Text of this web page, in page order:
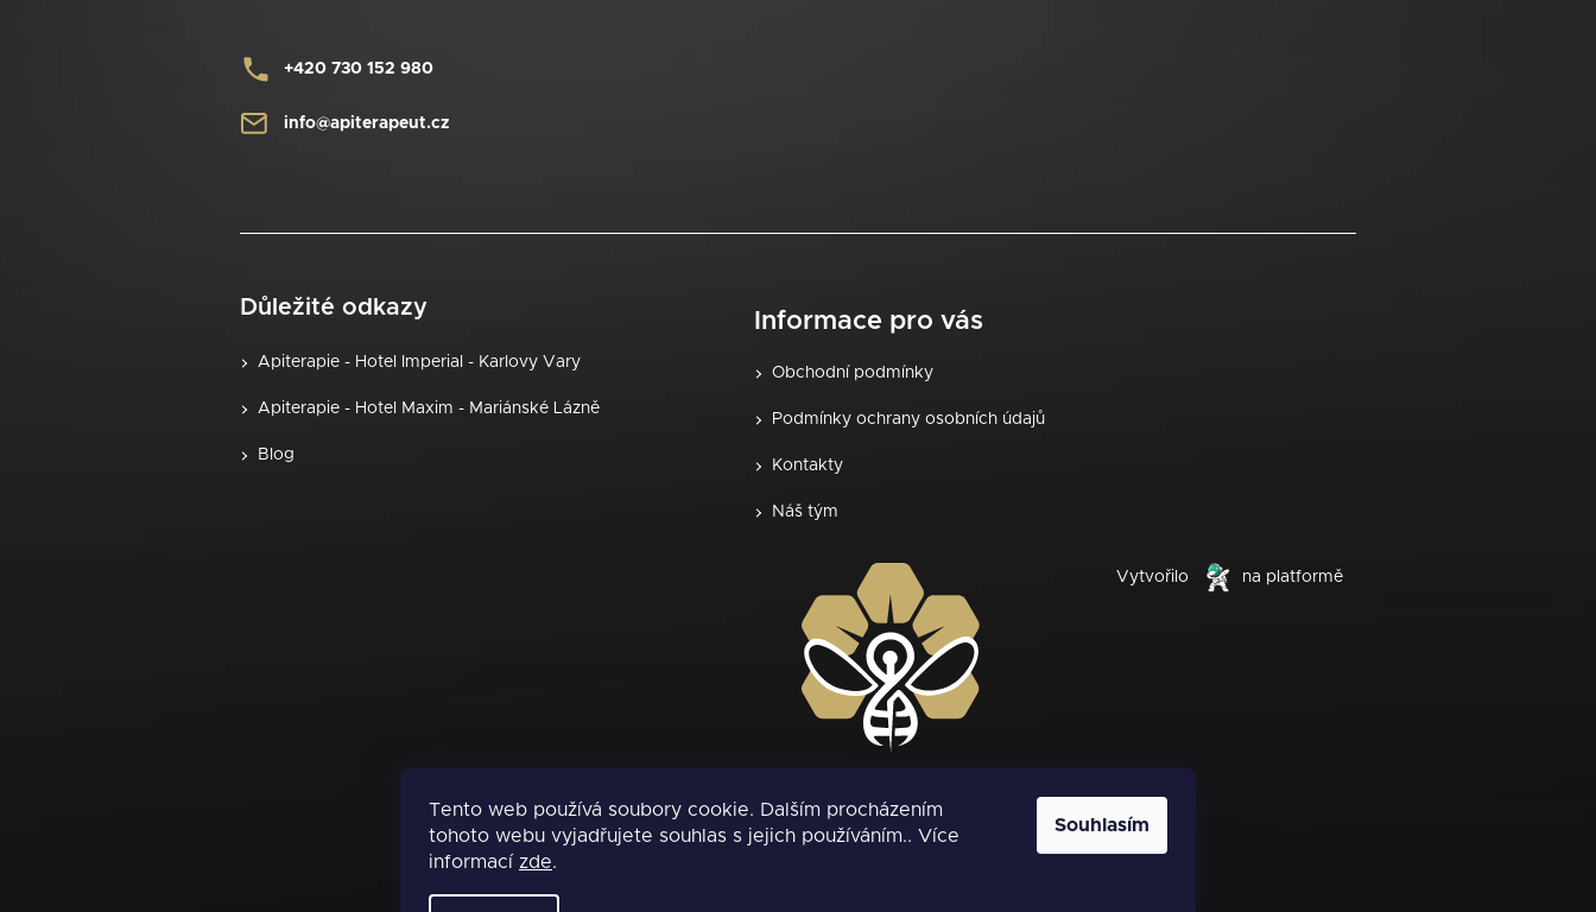
Tento web používá soubory cookie. Dalším procházením
tohoto webu vyjadřujete souhlas s jejich používáním.. Více
informací zde.
Souhlasím
+420 730 152 980
info@apiterapeut.cz
Důležité odkazy
Apiterapie - Hotel Imperial - Karlovy Vary
Apiterapie - Hotel Maxim - Mariánské Lázně
Blog
Informace pro vás
Obchodní podmínky
Podmínky ochrany osobních údajů
Kontakty
Náš tým
Vytvořilo na platformě